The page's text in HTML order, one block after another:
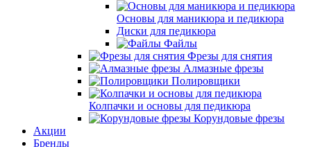
Основы для маникюра и педикюра
Диски для педикюра
Файлы
Фрезы для снятия
Алмазные фрезы
Полировщики
Колпачки и основы для педикюра
Корундовые фрезы
Акции
Бренды